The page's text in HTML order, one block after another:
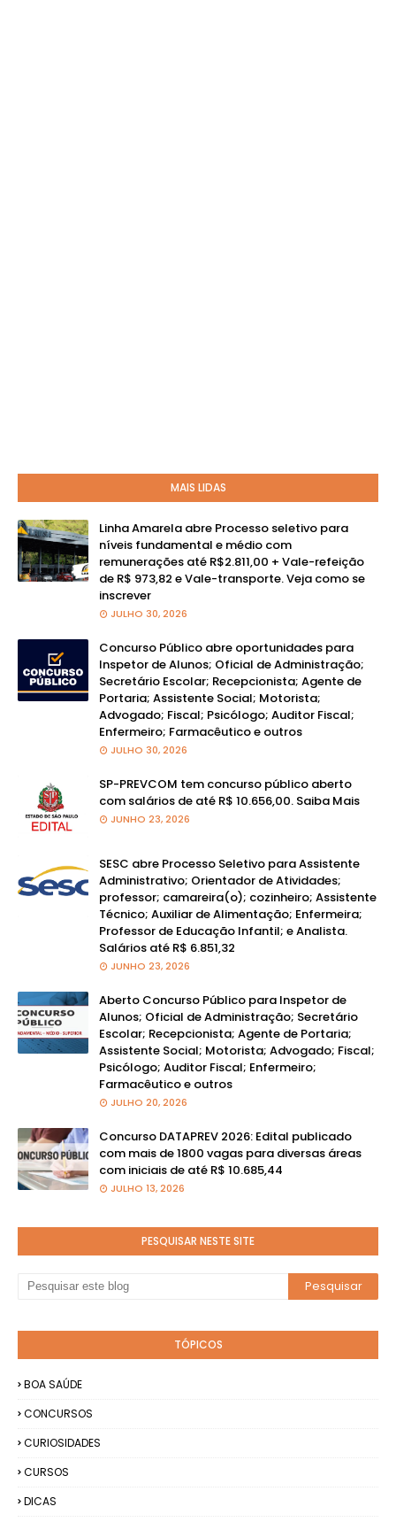
MAIS LIDAS
Linha Amarela abre Processo seletivo para
níveis fundamental e médio com
remunerações até R$2.811,00 + Vale-refeição
de R$ 973,82 e Vale-transporte. Veja como se
inscrever
JULHO 30, 2026
Concurso Público abre oportunidades para
Inspetor de Alunos; Oficial de Administração;
Secretário Escolar; Recepcionista; Agente de
Portaria; Assistente Social; Motorista;
Advogado; Fiscal; Psicólogo; Auditor Fiscal;
Enfermeiro; Farmacêutico e outros
JULHO 30, 2026
SP-PREVCOM tem concurso público aberto
com salários de até R$ 10.656,00. Saiba Mais
JUNHO 23, 2026
SESC abre Processo Seletivo para Assistente
Administrativo; Orientador de Atividades;
professor; camareira(o); cozinheiro; Assistente
Técnico; Auxiliar de Alimentação; Enfermeira;
Professor de Educação Infantil; e Analista.
Salários até R$ 6.851,32
JUNHO 23, 2026
Aberto Concurso Público para Inspetor de
Alunos; Oficial de Administração; Secretário
Escolar; Recepcionista; Agente de Portaria;
Assistente Social; Motorista; Advogado; Fiscal;
Psicólogo; Auditor Fiscal; Enfermeiro;
Farmacêutico e outros
JULHO 20, 2026
Concurso DATAPREV 2026: Edital publicado
com mais de 1800 vagas para diversas áreas
com iniciais de até R$ 10.685,44
JULHO 13, 2026
PESQUISAR NESTE SITE
TÓPICOS
BOA SAÚDE
CONCURSOS
CURIOSIDADES
CURSOS
DICAS